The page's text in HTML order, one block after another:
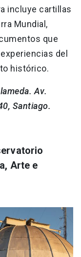
incluye cartillas
Mundial,
que
del
histórico.
Av.
Santiago.
Arte e